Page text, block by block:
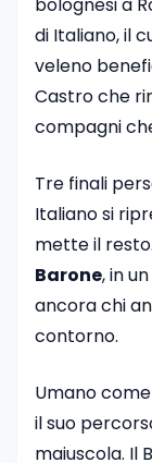
bolognesi a
di Italiano, il
veleno
Castro che
compagni
Tre finali
Italiano si
mette il
Barone, in
ancora chi
contorno.
Umano
il suo
maiuscola. Il